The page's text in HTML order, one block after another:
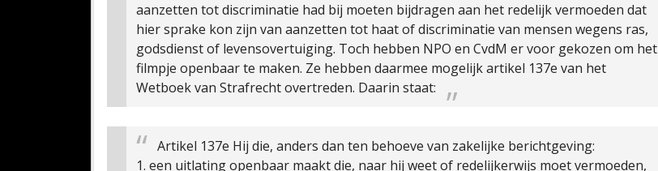
aanzetten tot discriminatie had bij moeten bijdragen aan het redelijk vermoeden dat
hier sprake kon zijn van aanzetten tot haat of discriminatie van mensen wegens ras,
godsdienst of levensovertuiging. Toch hebben NPO en CvdM er voor gekozen om het
filmpje openbaar te maken. Ze hebben daarmee mogelijk artikel 137e van het
Wetboek van Strafrecht overtreden. Daarin staat:
Artikel 137e Hij die, anders dan ten behoeve van zakelijke berichtgeving:
1. een uitlating openbaar maakt die, naar hij weet of redelijkerwijs moet vermoeden,